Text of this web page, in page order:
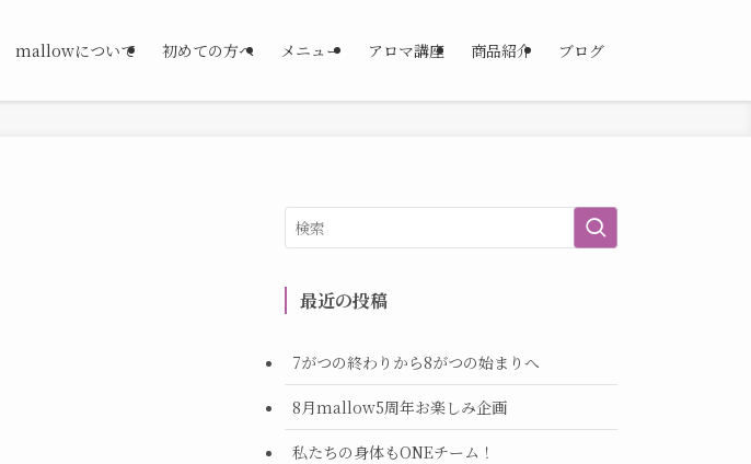
mallowについて 初めての方へ メニュー アロマ講座 商品紹介 ブログ
最近の投稿
7がつの終わりから8がつの始まりへ
8月mallow5周年お楽しみ企画
私たちの身体もONEチーム！